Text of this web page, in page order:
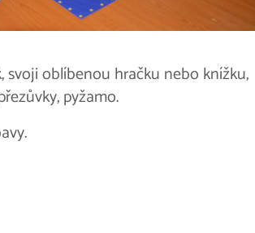
svoji oblíbenou hračku nebo knížku,
pyžamo.